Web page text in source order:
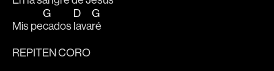
Mis pe
G
cados
D
lava
G
ré
REPITEN CORO